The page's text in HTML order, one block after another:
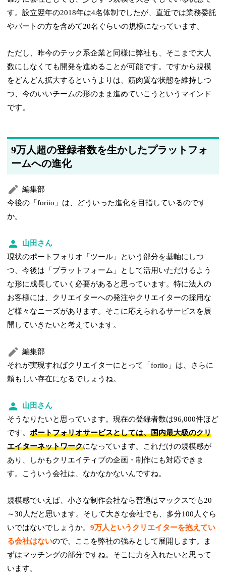
す。設立翌年の2018年は4名体制でしたが、直近では業務委託
やパートの方を含めて20名ぐらいの規模になっています。
ただし、昨今のテック系企業と同様に弊社も、そこまで大人
数にしなくても開発を進めることが可能です。ですから規模
をどんどん拡大するというよりは、筋肉質な状態を維持しつ
つ、今のいいチームの形のまま進めていこうというマインド
です。
9万人超の登録者数を生かしたプラットフォ
ームへの進化
編集部
今後の「foriio」は、どういった進化を目指しているのです
か。
山田さん
現状のポートフォリオ「ツール」という部分を基軸にしつ
つ、今後は「プラットフォーム」として活用いただけるよう
な形に成長していく必要があると思っています。特に法人の
お客様には、クリエイターへの発注やクリエイターの採用な
ど様々なニーズがあります。そこに応えられるサービスを展
開していきたいと考えています。
編集部
それが実現すればクリエイターにとって「foriio」は、さらに
頼もしい存在になるでしょうね。
山田さん
そうなりたいと思っています。現在の登録者数は96,000件ほど
です。ポートフォリオサービスとしては、国内最大級のクリ
エイターネットワークになっています。これだけの規模感が
あり、しかもクリエイティブの企画・制作にも対応できま
す。こういう会社は、なかなかないんですね。
規模感でいえば、小さな制作会社なら普通はマックスでも20
～30人だと思います。そして大きな会社でも、多分100人ぐら
いではないでしょうか。9万人というクリエイターを抱えてい
る会社はないので、ここを弊社の強みとして展開します。ま
ずはマッチングの部分ですね。そこに力を入れたいと思って
います。